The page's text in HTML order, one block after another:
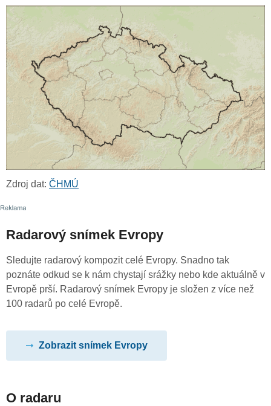
Zdroj dat: ČHMÚ
Radarový snímek Evropy
Sledujte radarový kompozit celé Evropy. Snadno tak
poznáte odkud se k nám chystají srážky nebo kde aktuálně v
Evropě prší. Radarový snímek Evropy je složen z více než
100 radarů po celé Evropě.
Zobrazit snímek Evropy
O radaru